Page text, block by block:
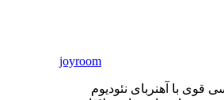
joyroom
قوی با آهنربای نئودیوم